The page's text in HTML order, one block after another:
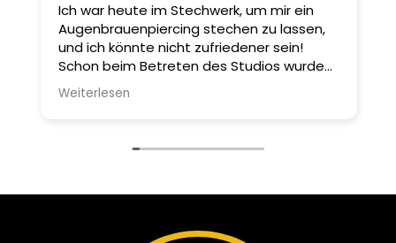
Ich war heute im Stechwerk, um mir ein
Augenbrauenpiercing stechen zu lassen,
und ich könnte nicht zufriedener sein!
Schon beim Betreten des Studios wurde
ich unglaublich freundlich empfangen. Die
Atmosphäre ist sehr einladend, was mir
nur super nett, sondern auch sehr
Erfahrung haben. Ich wurde umfassend
Weiterlesen